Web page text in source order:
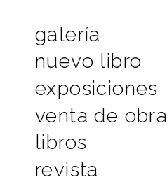
galería
nuevo libro
exposiciones
venta de obra
libros
revista